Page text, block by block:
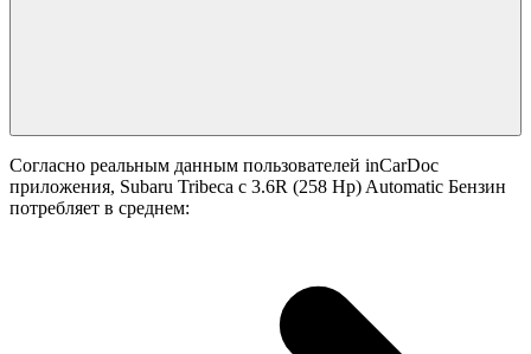
Согласно реальным данным пользователей inCarDoc
приложения, Subaru Tribeca с 3.6R (258 Hp) Automatic Бензин
потребляет в среднем: